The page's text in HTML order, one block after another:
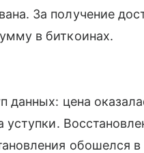
За получение
в биткоинах.
данных: цена
уступки.
обошелся